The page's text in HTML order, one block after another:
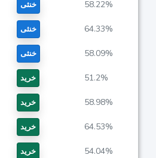
خنثی 58.22%
خنثی 64.33%
خنثی 58.09%
خرید 51.2%
خرید 58.98%
خرید 64.53%
خرید 54.04%